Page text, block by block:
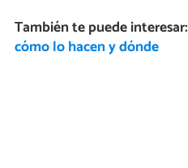
También te puede interesar:
cómo lo hacen y dónde